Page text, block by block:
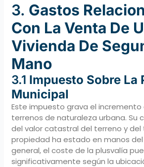
3. Gastos
Con La Venta De
Vivienda De
Mano
3.1 Impuesto Sobre La
Municipal
Este impuesto grava el incremento
terrenos de naturaleza urbana. Su
del valor catastral del terreno y
propiedad ha estado en manos del
general, el coste de la plusvalía
significativamente según la